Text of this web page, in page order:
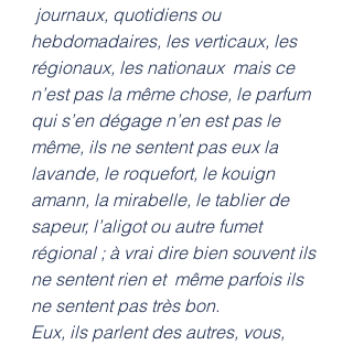
journaux, quotidiens ou
hebdomadaires, les verticaux, les
régionaux, les nationaux  mais ce
n’est pas la même chose, le parfum
qui s’en dégage n’en est pas le
même, ils ne sentent pas eux la
lavande, le roquefort, le kouign
amann, la mirabelle, le tablier de
sapeur, l’aligot ou autre fumet
régional ; à vrai dire bien souvent ils
ne sentent rien et  même parfois ils
ne sentent pas très bon.
Eux, ils parlent des autres, vous,